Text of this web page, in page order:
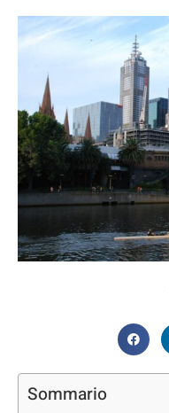
Sommario